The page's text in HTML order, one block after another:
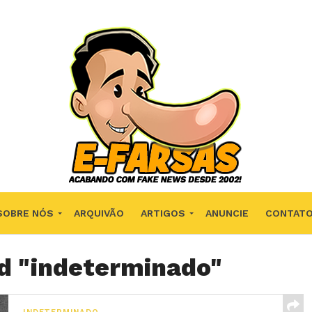
NÓS ARQUIVÃO ARTIGOS ANUNCIE CONTATO
"indeterminado"